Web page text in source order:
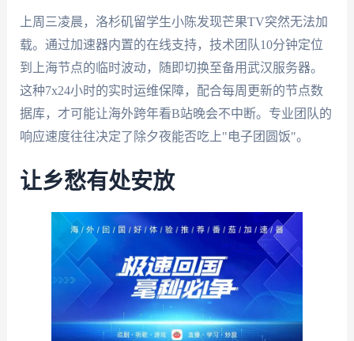
上周三凌晨，洛杉矶留学生小陈发现芒果TV突然无法加
载。通过加速器内置的在线支持，技术团队10分钟定位
到上海节点的临时波动，随即切换至备用武汉服务器。
这种7x24小时的实时运维保障，配合每周更新的节点数
据库，才可能让海外跨年看B站晚会不中断。专业团队的
响应速度往往决定了除夕夜能否吃上"电子团圆饭"。
让乡愁有处安放